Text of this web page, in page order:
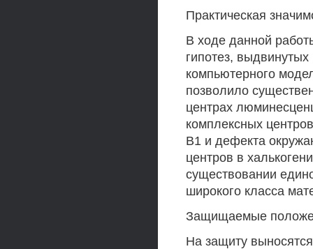
Практическая
В ходе данной
гипотез,
компьютерного
позволило
центрах
комплексных
В1 и дефекта
центров в
существовании
широкого класса
Защищаемые
На защиту